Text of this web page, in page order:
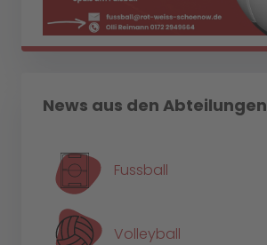
News aus den Abteilungen
Fussball
Volleyball